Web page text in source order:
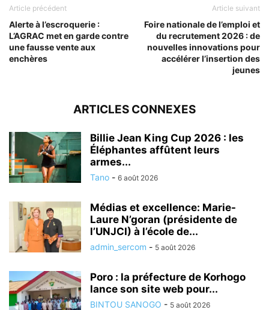
Article précédent
Alerte à l’escroquerie :
L’AGRAC met en garde contre
une fausse vente aux
enchères
Article suivant
Foire nationale de l’emploi et
du recrutement 2026 : de
nouvelles innovations pour
accélérer l’insertion des
jeunes
ARTICLES CONNEXES
Billie Jean King Cup 2026 : les
Éléphantes affûtent leurs
armes...
Tano - 6 août 2026
Médias et excellence: Marie-
Laure N’goran (présidente de
l’UNJCI) à l’école de...
admin_sercom - 5 août 2026
Poro : la préfecture de Korhogo
lance son site web pour...
BINTOU SANOGO - 5 août 2026